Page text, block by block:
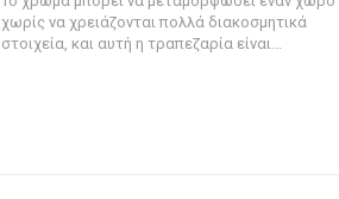
χωρίς να χρειάζονται πολλά διακοσμητικά
στοιχεία, και αυτή η τραπεζαρία είναι...